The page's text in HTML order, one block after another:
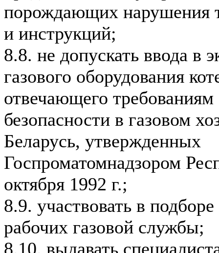
порождающих нарушения
и инструкций;
8.8. не допускать ввода в
газового оборудования
отвечающего
безопасности в газовом
Беларусь, утвержденных
Госпроматомнадзором
октября 1992 г.;
8.9. участвовать в
рабочих газовой службы;
8.10. выдавать